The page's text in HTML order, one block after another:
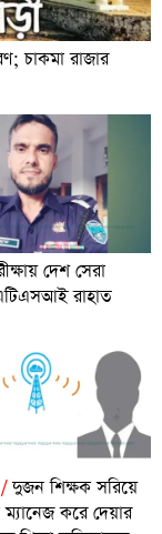
চাকমা রাজার
দেশ সেরা
রাহাত
দুজন শিক্ষক সরিয়ে
করে দেয়ার